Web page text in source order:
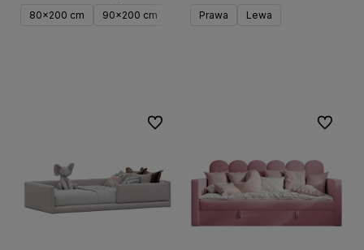
80x200 cm 90x200 cm 100x200 cm 120x200 cm
Prawa Lewa
Do ulubionych Do